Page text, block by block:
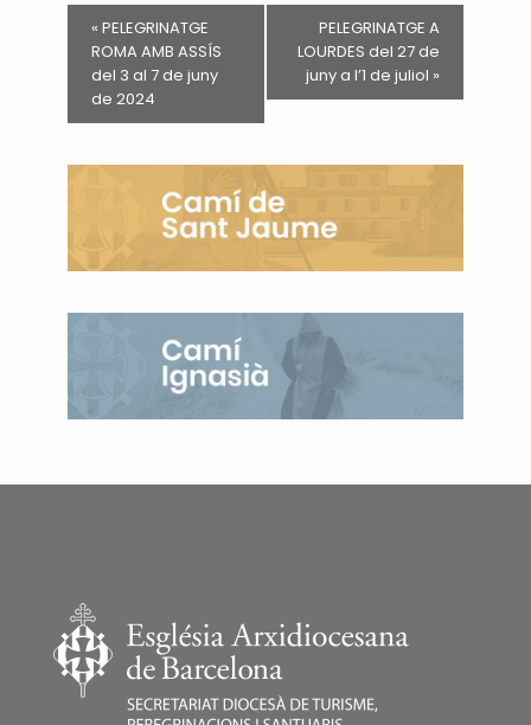
« PELEGRINATGE
ROMA AMB ASSÍS
del 3 al 7 de juny
de 2024
PELEGRINATGE A
LOURDES del 27 de
juny a l’1 de juliol »